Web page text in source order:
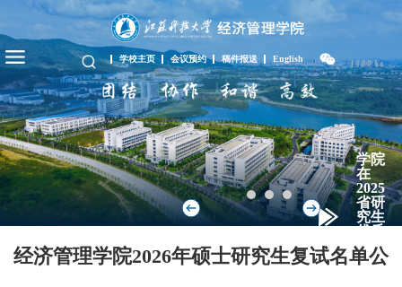
学校主页 会议预约 稿件报送 English
学院
在
2025
省研
究生
优质
教学
资
经济管理学院2026年硕士研究生复试名单公